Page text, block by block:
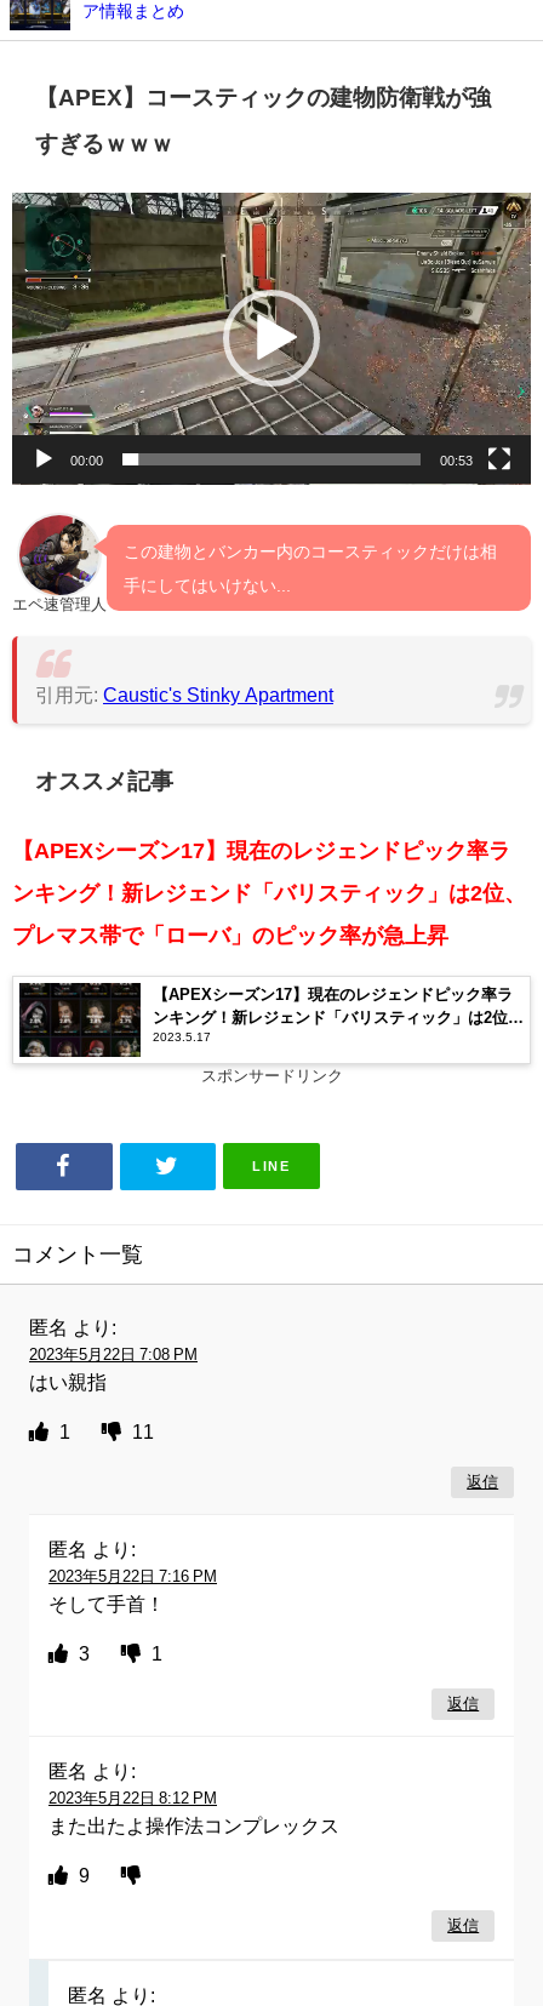
ア情報まとめ
【APEX】コースティックの建物防衛戦が強
すぎるｗｗｗ
動
画
プ
レ
ー
ヤ
ー
00:00 00:53
エペ速管理人
この建物とバンカー内のコースティックだけは相
手にしてはいけない...
引用元: Caustic's Stinky Apartment
オススメ記事
【APEXシーズン17】現在のレジェンドピック率ラ
ンキング！新レジェンド「バリスティック」は2位、
プレマス帯で「ローバ」のピック率が急上昇
【APEXシーズン17】現在のレジェンドピック率ラ
ンキング！新レジェンド「バリスティック」は2位、
プレマス帯で「ローバ」のピック率が急上昇
2023.5.17
スポンサードリンク
LINE
コメント一覧
匿名 より:
2023年5月22日 7:08 PM
はい親指
1 11
返信
匿名 より:
2023年5月22日 7:16 PM
そして手首！
3 1
返信
匿名 より:
2023年5月22日 8:12 PM
また出たよ操作法コンプレックス
9
返信
匿名 より: